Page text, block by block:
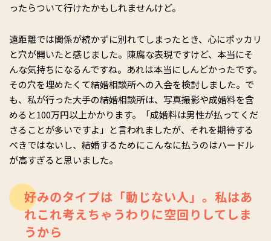
ったらついて行けたかもしれませんけど。
遠距離では関係が続かずに別れてしまったとき、心にポッカリ
と穴が開いたと感じました。陳腐な表現ですけど、本当にそ
んな気持ちになるんですね。あれは本当にしんどかったです。
その穴を埋めたくて結婚相談所への入会を検討しました。で
も、私が行った大手の結婚相談所は、写真撮影や成婚料を含
めると100万円以上かかります。「成婚料は男性が払ってくだ
さることが多いですよ」と言われましたが、それを期待する
べきではないし、結婚するためにこんなに払うのはハードル
が高すぎると思いました。
好みのタイプは「動じない人」。私はあ
れこれ考えちゃうわりに空回りしてしま
うから